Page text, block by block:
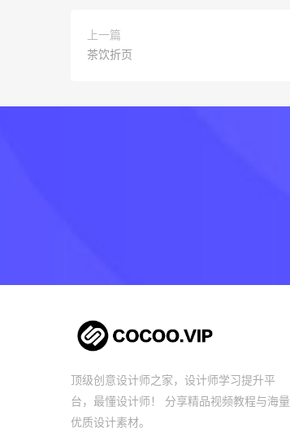
上一篇
茶饮折页
顶级创意设计师之家，设计师学习提升平
台，最懂设计师！ 分享精品视频教程与海量
优质设计素材。